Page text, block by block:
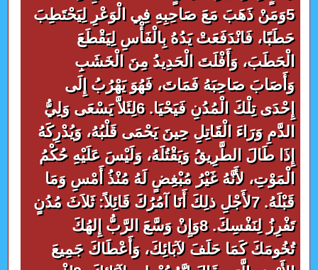
5وَمَنْ ذَهَبَ مَعَ صَاحِبِهِ فِي الْوَعْرِ لِيَحْتَطِبَ
حَطَبًا، فَانْدَفَعَتْ يَدُهُ بِالْفَأْسِ لِيَقْطَعَ
الْحَطَبَ، وَأَفْلَتَ الْحَدِيدُ مِنَ الْخَشَبِ
وَأَصَابَ صَاحِبَهُ فَمَاتَ، فَهُوَ يَهْرُبُ إِلَى
إِحْدَى تِلْكَ الْمُدُنِ فَيَحْيَا. 6لِئَلاَّ يَسْعَى وَلِيُّ
الدَّمِ وَرَاءَ الْقَاتِلِ حِينَ يَحْمَى قَلْبُهُ، وَيُدْرِكَهُ
إِذَا طَالَ الطَّرِيقُ وَيَقْتُلَهُ، وَلَيْسَ عَلَيْهِ حُكْمُ
الْمَوْتِ، لأَنَّهُ غَيْرُ مُبْغِضٍ لَهُ مُنْذُ أَمْسِ وَمَا
قَبْلَهُ. 7لأَجْلِ ذلِكَ أَنَا آمُرُكَ قَائِلاً: ثَلاَثَ مُدُنٍ
تَفْرِزُ لِنَفْسِكَ. 8وَإِنْ وَسَّعَ الرَّبُّ إِلهُكَ
تُخُومَكَ كَمَا حَلَفَ لآبَائِكَ، وَأَعْطَاكَ جَمِيعَ